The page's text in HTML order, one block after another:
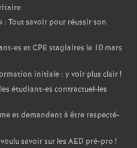
Tout savoir pour réussir son
es etCPE stagiaires le 10 mars
initiale : y voir plus clair!
étudiant-es contractuel-les
et demandent à être respecté-
savoir sur les AED pré-pro !